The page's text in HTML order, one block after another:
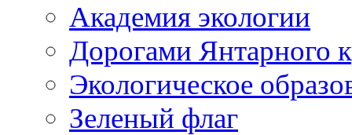
Академия экологии
Дорогами Янтарного
Экологическое
Зеленый флаг